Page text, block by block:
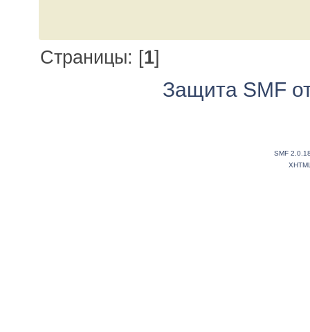
Страницы: [1]
Защита SMF
SMF